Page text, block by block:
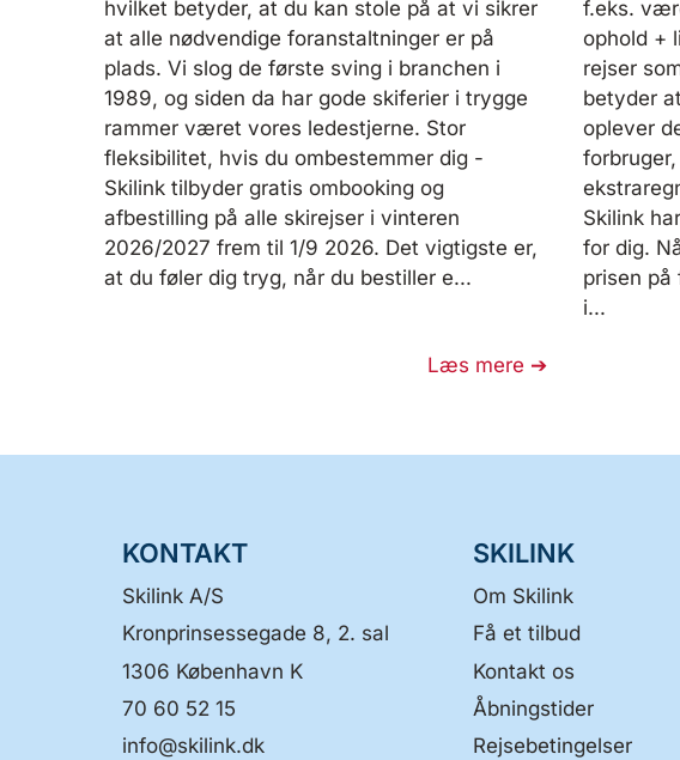
hvilket betyder, at du kan stole på at vi sikrer
at alle nødvendige foranstaltninger er på
plads. Vi slog de første sving i branchen i
1989, og siden da har gode skiferier i trygge
rammer været vores ledestjerne. Stor
fleksibilitet, hvis du ombestemmer dig -
Skilink tilbyder gratis ombooking og
afbestilling på alle skirejser i vinteren
2026/2027 frem til 1/9 2026. Det vigtigste er,
at du føler dig tryg, når du bestiller e...
Læs mere
f.eks.
ophold +
rejser
betyder
oplever
Skilink
for dig.
prisen
i...
KONTAKT
Skilink A/S
Kronprinsessegade 8, 2. sal
1306 København K
70 60 52 15
info@skilink.dk
SKILINK
Om Skilink
Få et tilbud
Kontakt os
Åbningstider
Rejsebetingelser